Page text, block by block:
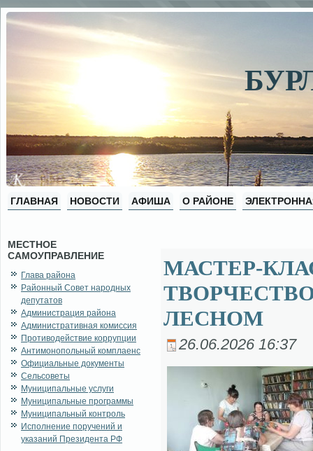
ГЛАВНАЯ НОВОСТИ АФИША О РАЙОНЕ
МЕСТНОЕ
САМОУПРАВЛЕНИЕ
Глава района
Районный Совет народных
депутатов
Администрация района
Административная комиссия
Противодействие коррупции
Антимонопольный комплаенс
Официальные документы
Сельсоветы
Муниципальные услуги
Муниципальные программы
Муниципальный контроль
Исполнение поручений и
указаний Президента РФ
МАСТЕР-
ЛЕСНОМ
26.06.2026 16:37